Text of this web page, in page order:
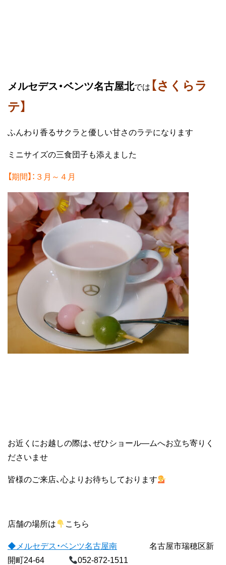
メルセデス・ベンツ名古屋北では 【さくらラ
テ】
ふんわり香るサクラと優しい甘さのラテになります
ミニサイズの三食団子も添えました
【期間】：３月～４月
お近くにお越しの際は、ぜひショール―ムへお立ち寄りく
ださいませ
皆様のご来店、心よりお待ちしております
店舗の場所は こちら
◆メルセデス・ベンツ名古屋南 名古屋市瑞穂区新
開町24-64
052-872-1511